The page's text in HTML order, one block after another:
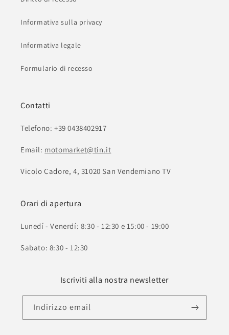
Informativa sulla privacy
Informativa legale
Formulario di recesso
Contatti
Telefono: +39 0438402917
Email: motomarket@tin.it
Vicolo Cadore, 4, 31020 San Vendemiano TV
Orari di apertura
Lunedí - Venerdí: 8:30 - 12:30 e 15:00 - 19:00
Sabato: 8:30 - 12:30
Iscriviti alla nostra newsletter
Indirizzo email